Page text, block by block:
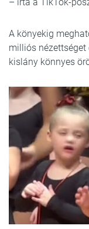
A könyekig
milliós
kislány könnyes